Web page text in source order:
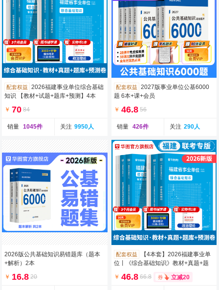
配套权益
2026福建事业单位综合基础
知识 【教材+试题+题库+预测】4本
￥ 70 84
销量 1045件 关注 9950人
配套权益
2027版事业单位公基6000
题 6本+课+会员
￥ 46.8 56
销量 426件 关注 290人
2026版公共基础知识易错题库（题本
+解析）2本
￥ 16.8 20
配套权益
【4本套】2026福建事业单
位丨《综合基础知识》教材+真题+题
库+预测+课程+VIP会员
￥ 46.8 66.8 立减20